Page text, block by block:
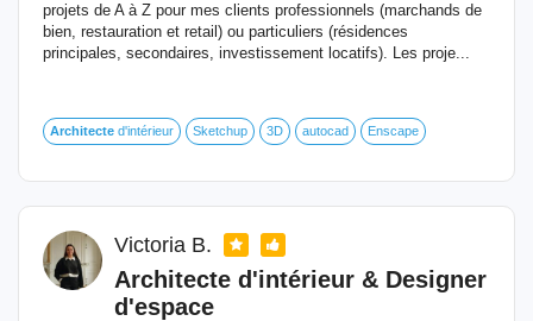
projets de A à Z pour mes clients professionnels (marchands de
bien, restauration et retail) ou particuliers (résidences
principales, secondaires, investissement locatifs). Les proje...
Architecte d'intérieur Sketchup 3D autocad Enscape
Victoria B.
Architecte d'intérieur & Designer
d'espace